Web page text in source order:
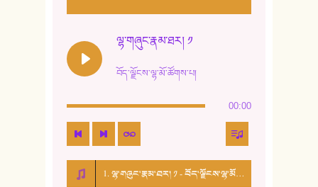
15. ཤམ་པ་ལ་ཡི་སྲས་མོ།
16. ལྷ་བུ་དར་བུ།
17. ང་བོད་པ་ཡིན། - ཕུར་བུ་རྣམ་རྒྱལ།
ལྷ་གཞུང་རྣམ་ཐར། ༡
བོད་ལྗོངས་ལྷ་མོ་ཚོགས་པ།
00:00
1. ལྷ་གཞུང་རྣམ་ཐར། ༡ - བོད་ལྗོངས་ལྷ་མོ་ཚོགས་པ།